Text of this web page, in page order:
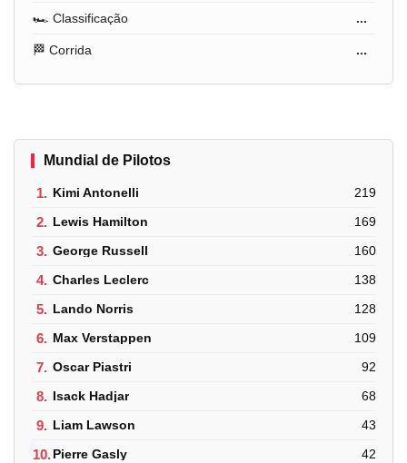
🏎️ Classificação ...
🏁 Corrida ...
Mundial de Pilotos
1. Kimi Antonelli 219
2. Lewis Hamilton 169
3. George Russell 160
4. Charles Leclerc 138
5. Lando Norris 128
6. Max Verstappen 109
7. Oscar Piastri 92
8. Isack Hadjar 68
9. Liam Lawson 43
10.Pierre Gasly 42